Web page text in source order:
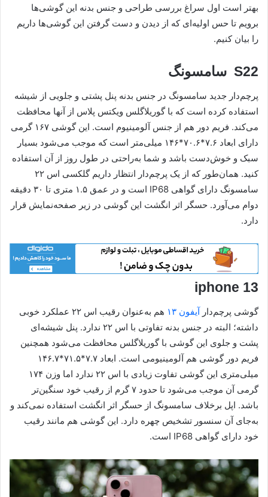
بهتر است اول سراغ بررسی طراحی و جنس بدنه این گوشی‌ها
برویم تا حس اولیه‌ای که از دیدن و دست گرفتن این گوشی‌ها داریم
را بیان کنیم.
S22 سامسونگ
پرچم‌دار جدید سامسونگ در جنس بدنه پنل پشتی و جلویی از شیشه
استفاده کرده است که با گوریلاگلس ویکتس پلاس از آنها محافظت
می‌کند. فریم دور هم از جنس آلومینیوم است. این گوشی ۱۶۷ گرمی
دارای ابعاد ۷.۶*۷۰.۶*۱۴۶ میلی‌متر است که موجب می‌شود بسیار
سبک و خوش‌دست باشد و شما به‌راحتی در طول روز از آن استفاده
کنید. همان‌طور که از یک پرچم‌دار انتظار داریم گلکسی اس ۲۲
سامسونگ دارای گواهی IP68 است و در عمق ۱.۵ متری تا ۳۰ دقیقه
دوام می‌آورد. حسگر اثر انگشت این گوشی در زیر صفحه‌نمایش قرار
دارد.
iphone 13
گوشی پرچم‌دارآیفون ۱۳
هم به‌عنوان رقیب اس ۲۲ عملکرد خوبی
داشته؛ البته در جنس بدنه تفاوتی با اس ۲۲ ندارد. پنل شیشه‌ای
پشت و جلوی این گوشی با گوریلاگلس محافظت می‌شود همچنین
فریم دور گوشی هم آلومینیومی است. ابعاد ۷.۷*۷۱.۵*۱۴۶.۷
میلی‌متری این گوشی تفاوت زیادی با اس ۲۲ ندارد اما وزن ۱۷۴
گرمی آن موجب می‌شود تا حدود ۷ گرم از رقیب خود سنگین‌تر
باشد. اپل برخلاف سامسونگ از حسگر اثر انگشت استفاده نمی‌کند و
به‌جای آن سنسور تشخیص چهره دارد. این گوشی هم مانند رقیب
خود دارای گواهی IP68 است.